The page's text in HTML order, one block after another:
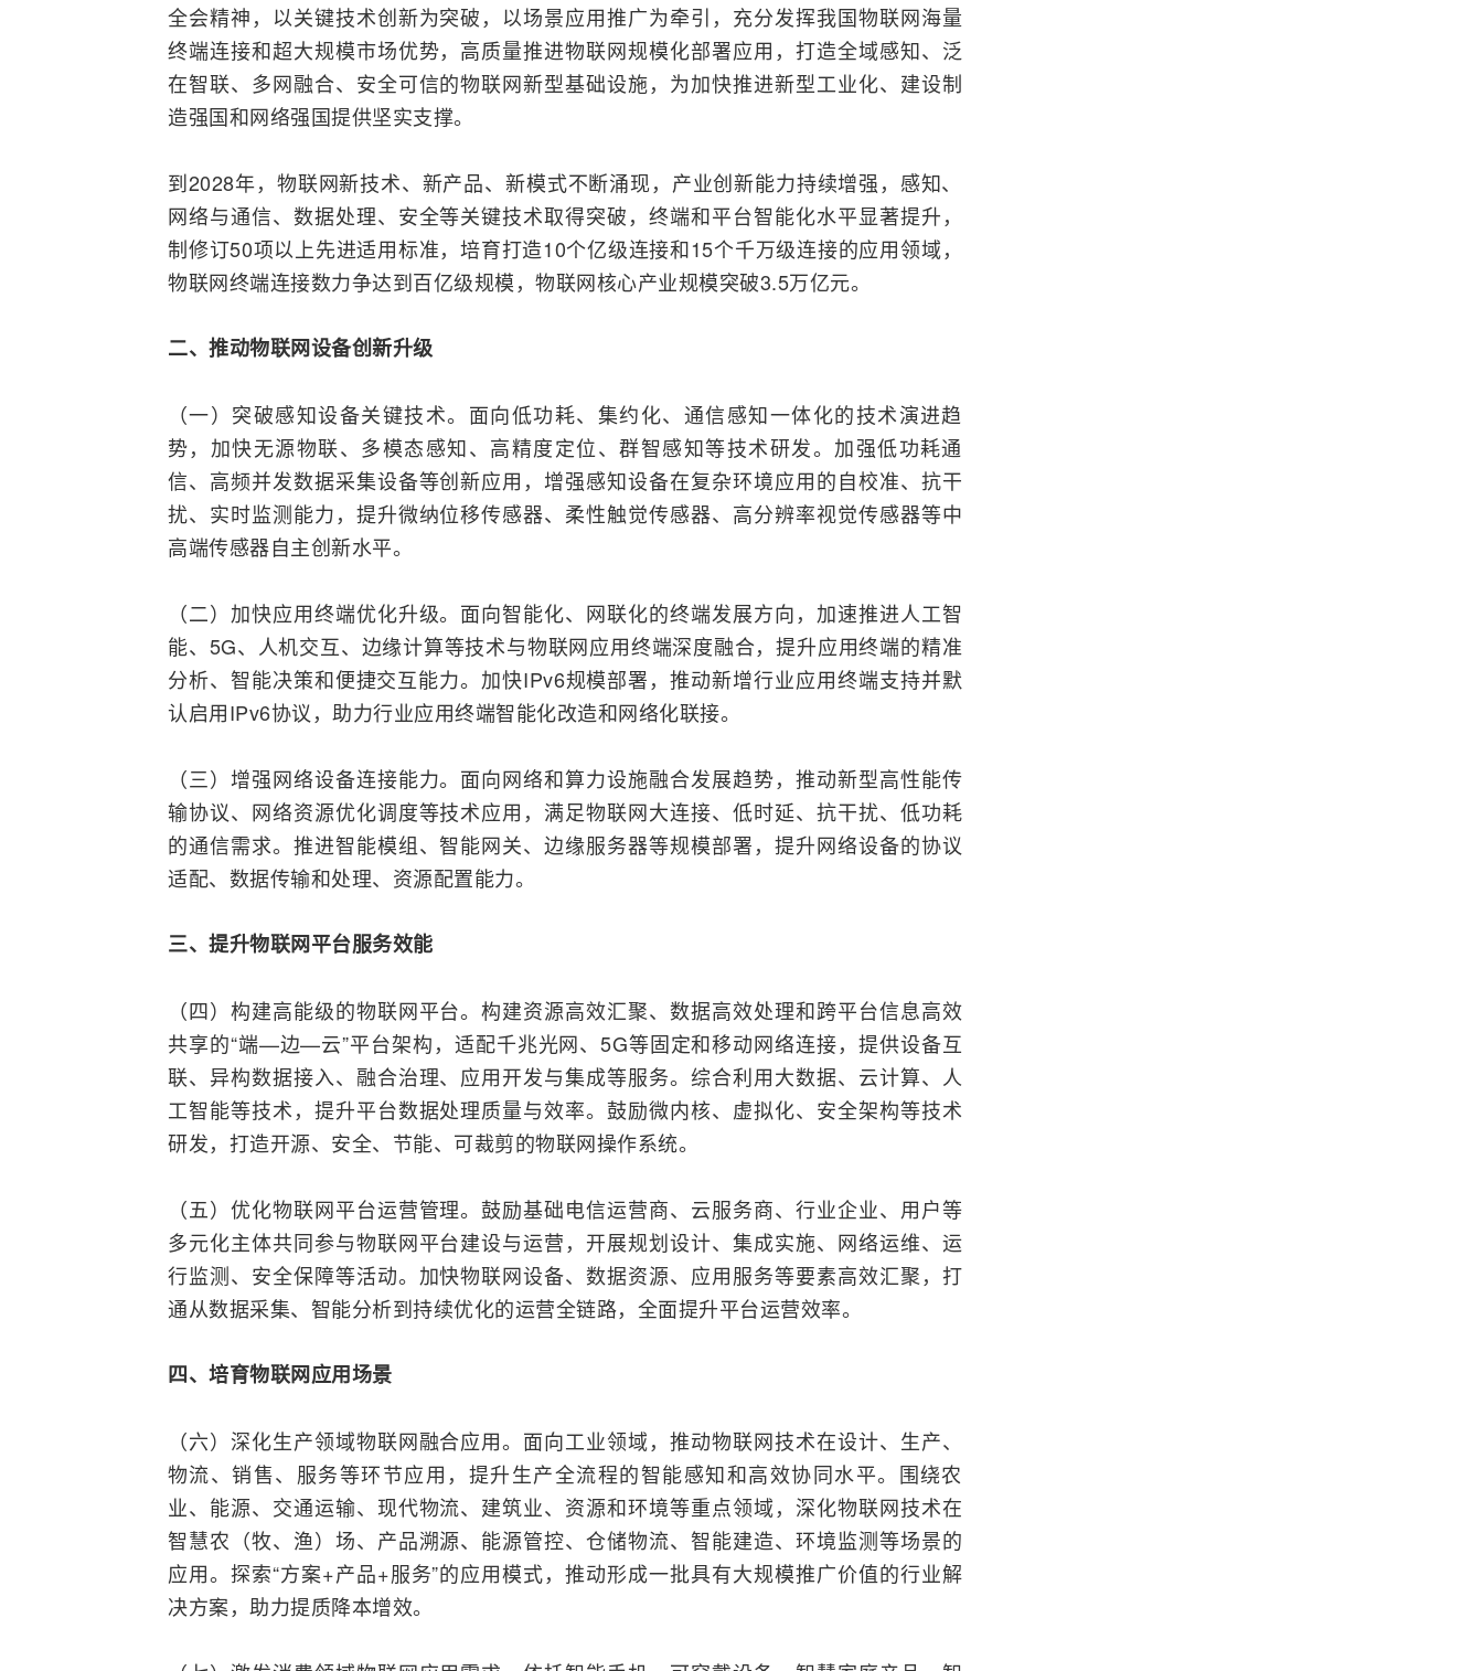
全会精神，以关键技术创新为突破，以场景应用推广为牵引，充分发挥我国物联网海量
终端连接和超大规模市场优势，高质量推进物联网规模化部署应用，打造全域感知、泛
在智联、多网融合、安全可信的物联网新型基础设施，为加快推进新型工业化、建设制
造强国和网络强国提供坚实支撑。
到2028年，物联网新技术、新产品、新模式不断涌现，产业创新能力持续增强，感知、
网络与通信、数据处理、安全等关键技术取得突破，终端和平台智能化水平显著提升，
制修订50项以上先进适用标准，培育打造10个亿级连接和15个千万级连接的应用领域，
物联网终端连接数力争达到百亿级规模，物联网核心产业规模突破3.5万亿元。
二、推动物联网设备创新升级
（一）突破感知设备关键技术。面向低功耗、集约化、通信感知一体化的技术演进趋
势，加快无源物联、多模态感知、高精度定位、群智感知等技术研发。加强低功耗通
信、高频并发数据采集设备等创新应用，增强感知设备在复杂环境应用的自校准、抗干
扰、实时监测能力，提升微纳位移传感器、柔性触觉传感器、高分辨率视觉传感器等中
高端传感器自主创新水平。
（二）加快应用终端优化升级。面向智能化、网联化的终端发展方向，加速推进人工智
能、 5G、人机交互、边缘计算等技术与物联网应用终端深度融合，提升应用终端的精准
分析、智能决策和便捷交互能力。加快IPv6规模部署，推动新增行业应用终端支持并默
认启用IPv6协议，助力行业应用终端智能化改造和网络化联接。
（三）增强网络设备连接能力。面向网络和算力设施融合发展趋势，推动新型高性能传
输协议、网络资源优化调度等技术应用，满足物联网大连接、低时延、抗干扰、低功耗
的通信需求。推进智能模组、 智能网关、边缘服务器等规模部署，提升网络设备的协议
适配、数据传输和处理、资源配置能力。
三、提升物联网平台服务效能
（四）构建高能级的物联网平台。构建资源高效汇聚、数据高效处理和跨平台信息高效
共享的“端—边—云”平台架构，适配千兆光网、5G等固定和移动网络连接，提供设备互
联、异构数据接入、融合治理、应用开发与集成等服务。综合利用大数据、云计算、人
工智能等技术，提升平台数据处理质量与效率。鼓励微内核、虚拟化、安全架构等技术
研发，打造开源、安全、节能、可裁剪的物联网操作系统。
（五）优化物联网平台运营管理。鼓励基础电信运营商、云服务商、行业企业、用户等
多元化主体共同参与物联网平台建设与运营，开展规划设计、集成实施、网络运维、运
行监测、安全保障等活动。加快物联网设备、数据资源、应用服务等要素高效汇聚，打
通从数据采集、智能分析到持续优化的运营全链路，全面提升平台运营效率。
四、培育物联网应用场景
（六）深化生产领域物联网融合应用。面向工业领域，推动物联网技术在设计、生产、
物流、销售、服务等环节应用，提升生产全流程的智能感知和高效协同水平。围绕农
业、能源、交通运输、现代物流、建筑业、资源和环境等重点领域，深化物联网技术在
智慧农（牧、渔）场、产品溯源、能源管控、仓储物流、智能建造、环境监测等场景的
应用。探索“方案+产品+服务”的应用模式，推动形成一批具有大规模推广价值的行业解
决方案，助力提质降本增效。